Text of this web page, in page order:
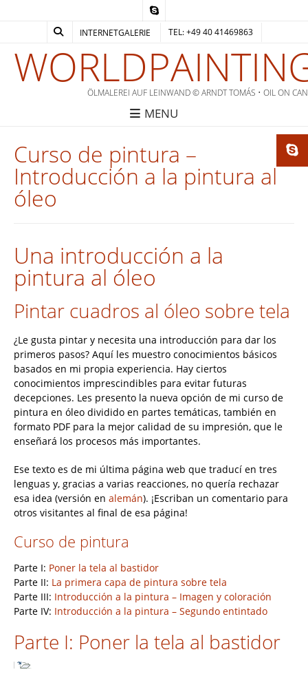
INTERNETGALERIE TEL: +49 40 41469863
ÖLMALEREI AUF LEINWAND © ARNDT TOMÁS • OIL ON
MENU
Curso de pintura –
Introducción a la pintura al
óleo
Una introducción a la
pintura al óleo
Pintar cuadros al óleo sobre tela
¿Le gusta pintar y necesita una introducción para dar los
primeros pasos? Aquí les muestro conocimientos básicos
basados en mi propia experiencia. Hay ciertos
conocimientos imprescindibles para evitar futuras
decepciones. Les presento la nueva opción de mi curso de
pintura en óleo dividido en partes temáticas, también en
formato PDF para la mejor calidad de su impresión, que le
enseñará los procesos más importantes.
Ese texto es de mi última página web que traducí en tres
lenguas y, gracias a varias reacciones, no quería rechazar
esa idea (versión en alemán). ¡Escriban un comentario para
otros visitantes al final de esa página!
Curso de pintura
Parte I: Poner la tela al bastidor
Parte II: La primera capa de pintura sobre tela
Parte III: Introducción a la pintura – Imagen y coloración
Parte IV: Introducción a la pintura – Segundo entintado
Parte I: Poner la tela al bastidor